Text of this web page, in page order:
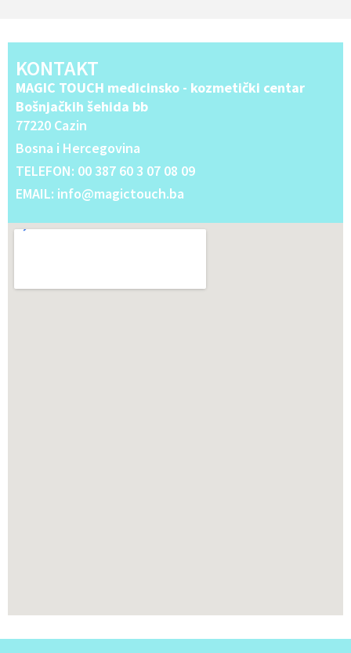
KONTAKT
MAGIC TOUCH medicinsko - kozmetički centar
Bošnjačkih šehida bb
77220 Cazin
Bosna i Hercegovina
TELEFON: 00 387 60 3 07 08 09
EMAIL: info@magictouch.ba